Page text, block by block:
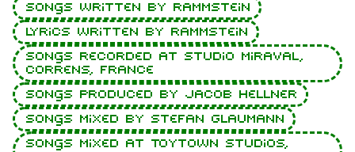
1.6K 9 270.9K
Songs written by Rammstein
Lyrics written by Rammstein
Songs recorded at Studio Miraval,
Correns, France
Songs produced by Jacob Hellner
Songs mixed by Stefan Glaumann
Songs mixed at Toytown Studios,